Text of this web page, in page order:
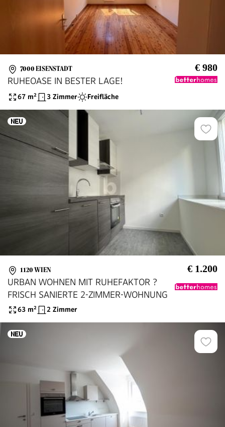
7000 EISENSTADT € 980
RUHEOASE IN BESTER LAGE!
67 m² 3 Zimmer Freifläche
1120 WIEN € 1.200
URBAN WOHNEN MIT RUHEFAKTOR ?
FRISCH SANIERTE 2-ZIMMER-WOHNUNG
63 m² 2 Zimmer